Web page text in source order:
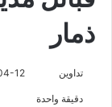
ذمار
تداوين 12
دقيقة واحدة